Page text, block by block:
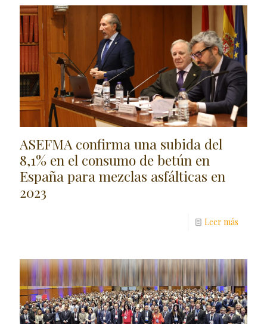
ASEFMA confirma una subida del
8,1% en el consumo de betún en
España para mezclas asfálticas en
2023
Leer más